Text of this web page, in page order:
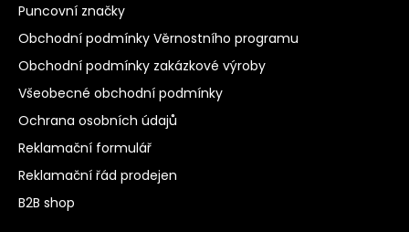
Puncovní značky
Obchodní podmínky Věrnostního programu
Obchodní podmínky zakázkové výroby
Všeobecné obchodní podmínky
Ochrana osobních údajů
Reklamační formulář
Reklamační řád prodejen
B2B shop